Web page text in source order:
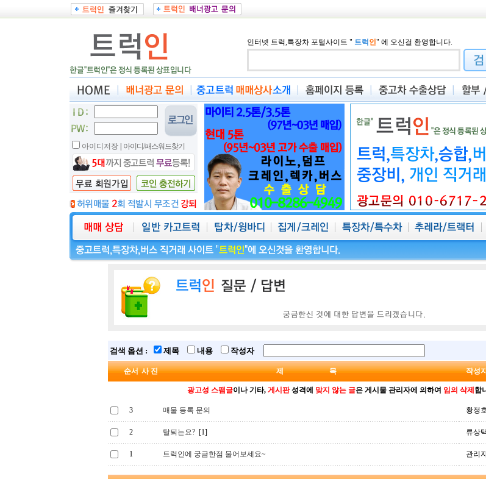
인터넷 트럭,특장차 포털사이트 " 트럭 인" 에 오신걸 환영합니다.
아이디저장 아이디/패스워드찾기
검색 옵션 : 제목 내용 작성자
순서 사 진 제 목 작성
광고성 스팸글이나 기타, 게시판성격에 맞지 않는 글은 게시물 관리자에 의하여 임의 삭제 합
3 매물 등록 문의 황정
2 탈퇴는요? [1] 류상
1 트럭인에 궁금한점 물어보세요~ 관리